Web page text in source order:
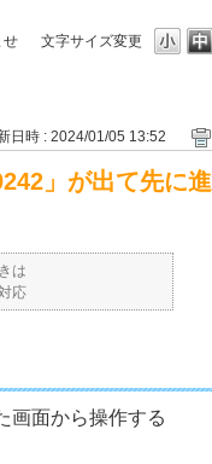
文字サイズ変更
せ
日時 : 2024/01/05 13:52
」が出て先に進
は
応
画面から操作する